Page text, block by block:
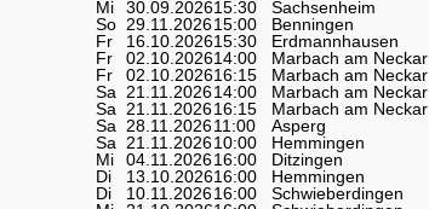
Mi 30.09.202615:30
Sachsenheim
So 29.11.202615:00
Benningen
Fr 16.10.202615:30
Erdmannhausen
Fr 02.10.202614:00
Marbach am Neckar
Fr 02.10.202616:15
Marbach am Neckar
Sa 21.11.202614:00
Marbach am Neckar
Sa 21.11.202616:15
Marbach am Neckar
Sa 28.11.202611:00
Asperg
Sa 21.11.202610:00
Hemmingen
Mi 04.11.202616:00
Ditzingen
Di 13.10.202616:00
Hemmingen
Di 10.11.202616:00
Schwieberdingen